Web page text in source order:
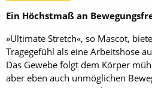
Ein Höchstmaß an
»Ultimate Stretch«, so Mascot,
Tragegefühl als eine Arbeitshose
Das Gewebe folgt dem Körper
aber eben auch unmöglichen